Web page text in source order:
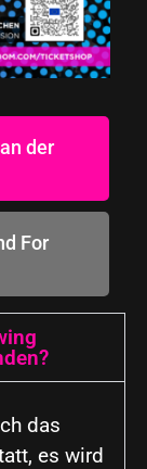
der
For
das
es wird